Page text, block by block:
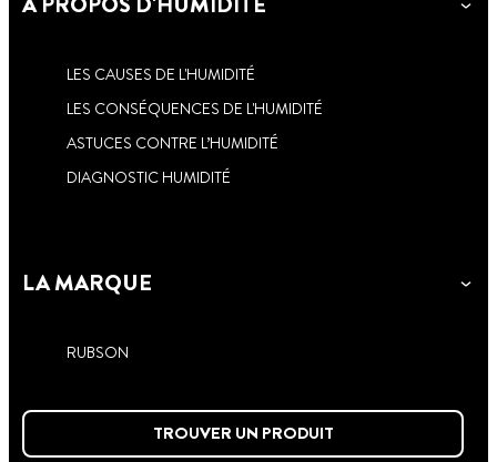
LES CAUSES DE L'HUMIDITÉ
LES CONSÉQUENCES DE L'HUMIDITÉ
ASTUCES CONTRE L’HUMIDITÉ
DIAGNOSTIC HUMIDITÉ
LA MARQUE
RUBSON
TROUVER UN PRODUIT